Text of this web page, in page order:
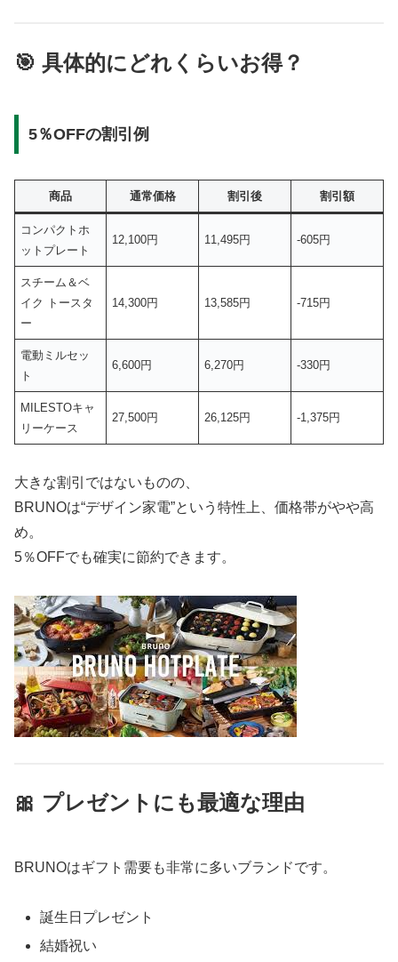
🎯 具体的にどれくらいお得？
5％OFFの割引例
商品 通常価格 割引後 割引額
コンパクトホ
ットプレート
12,100円 11,495円 -605円
スチーム＆ベ
イク トースタ
ー
14,300円 13,585円 -715円
電動ミルセッ
ト
6,600円 6,270円 -330円
MILESTOキャ
リーケース
27,500円 26,125円 -1,375円
大きな割引ではないものの、
BRUNOは“デザイン家電”という特性上、価格帯がやや高
め。
5％OFFでも確実に節約できます。
🎀 プレゼントにも最適な理由
BRUNOはギフト需要も非常に多いブランドです。
誕生日プレゼント
結婚祝い